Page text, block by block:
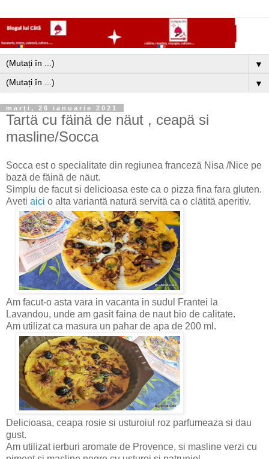
▼
▼
marți, 26 ianuarie 2021
Tartä cu fäinä de näut , ceapä si
masline/Socca
Socca est o specialitate din regiunea francezä Nisa /Nice pe
bazä de fäinä de näut.
Simplu de facut si delicioasa este ca o pizza fina fara gluten.
Aveti aici o alta variantä naturä servitä ca o clätitä aperitiv.
Am facut-o asta vara in vacanta in sudul Frantei la
Lavandou, unde am gasit faina de naut bio de calitate.
Am utilizat ca masura un pahar de apa de 200 ml.
Delicioasa, ceapa rosie si usturoiul roz parfumeaza si dau
gust.
Am utilizat ierburi aromate de Provence, si masline verzi cu